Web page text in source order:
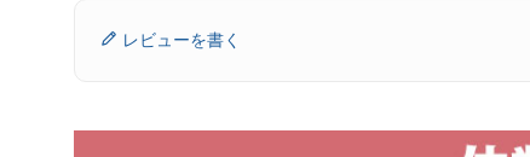
レビューを書く